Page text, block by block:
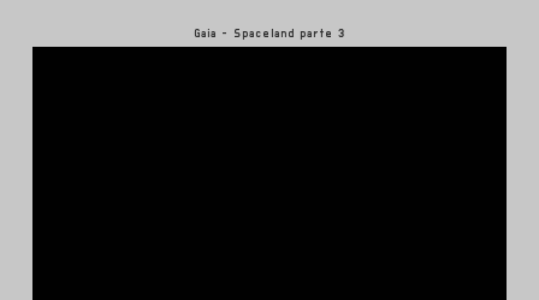
Gaia - Spaceland parte 3